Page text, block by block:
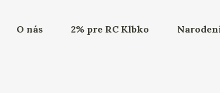
O nás 2% pre RC Klbko